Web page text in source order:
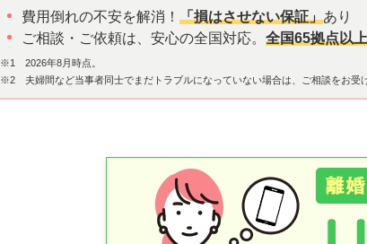
費用倒れの不安を解消！ 「損はさせない保証」あり
ご相談・ご依頼は、安心の全国対応。 全国65拠点以
※1 2026年8月時点。
※2 夫婦間など当事者同士でまだトラブルになっていない場合は、ご相談をお受